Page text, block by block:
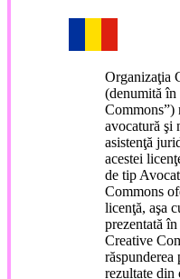
Organizaţia
(denumită în
Commons”)
avocatură şi
asistenţă
acestei
de tip
Commons
licenţă, aşa
prezentată
Creative
răspunderea
rezultate din